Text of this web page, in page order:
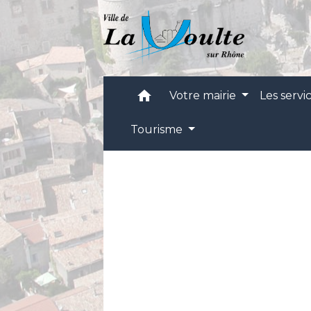
home Votre mairie Les
Tourisme